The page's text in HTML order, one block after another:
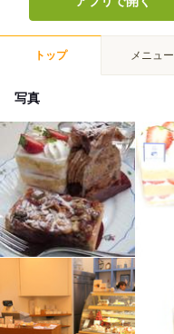
トップ メニュー
写真